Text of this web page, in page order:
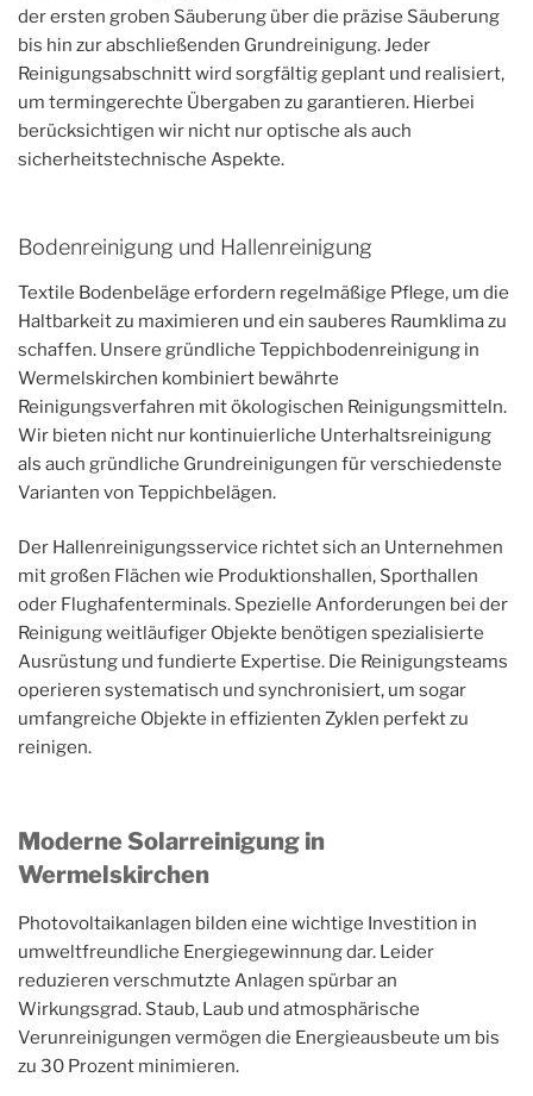
der ersten groben Säuberung über die präzise Säuberung
bis hin zur abschließenden Grundreinigung. Jeder
Reinigungsabschnitt wird sorgfältig geplant und realisiert,
um termingerechte Übergaben zu garantieren. Hierbei
berücksichtigen wir nicht nur optische als auch
sicherheitstechnische Aspekte.
Bodenreinigung und Hallenreinigung
Textile Bodenbeläge erfordern regelmäßige Pflege, um die
Haltbarkeit zu maximieren und ein sauberes Raumklima zu
schaffen. Unsere gründliche Teppichbodenreinigung in
Wermelskirchen kombiniert bewährte
Reinigungsverfahren mit ökologischen Reinigungsmitteln.
Wir bieten nicht nur kontinuierliche Unterhaltsreinigung
als auch gründliche Grundreinigungen für verschiedenste
Varianten von Teppichbelägen.
Der Hallenreinigungsservice richtet sich an Unternehmen
mit großen Flächen wie Produktionshallen, Sporthallen
oder Flughafenterminals. Spezielle Anforderungen bei der
Reinigung weitläufiger Objekte benötigen spezialisierte
Ausrüstung und fundierte Expertise. Die Reinigungsteams
operieren systematisch und synchronisiert, um sogar
umfangreiche Objekte in effizienten Zyklen perfekt zu
reinigen.
Moderne Solarreinigung in
Wermelskirchen
Photovoltaikanlagen bilden eine wichtige Investition in
umweltfreundliche Energiegewinnung dar. Leider
reduzieren verschmutzte Anlagen spürbar an
Wirkungsgrad. Staub, Laub und atmosphärische
Verunreinigungen vermögen die Energieausbeute um bis
zu 30 Prozent minimieren.